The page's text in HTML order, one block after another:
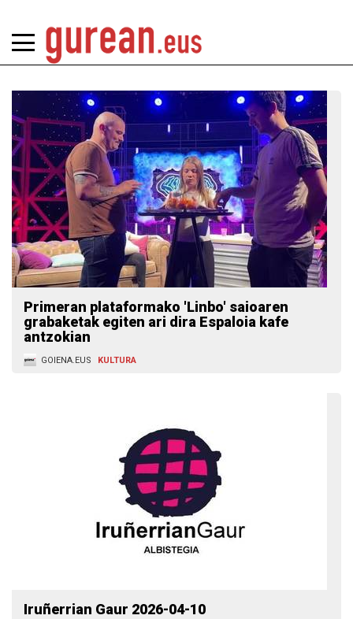
Primeran plataformako 'Linbo' saioaren
grabaketak egiten ari dira Espaloia kafe
antzokian
GOIENA.EUS KULTURA
Iruñerrian Gaur 2026-04-10